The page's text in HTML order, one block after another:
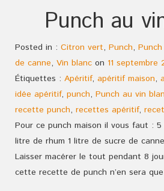
Punch au
Posted in : Citron vert, Punch,
de canne, Vin blanc on 11 septembre
Étiquettes : Apéritif, apéritif maison,
idée apéritif, punch, Punch au vin
recette punch, recettes apéritif,
Pour ce punch maison il vous faut :
litre de rhum 1 litre de sucre de
Laisser macérer le tout pendant 8
cette recette de punch n’en sera